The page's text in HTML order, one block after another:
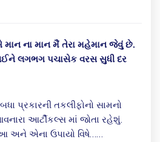
ના માન મૈં તેરા મહેમાન જેવું છે.
લગભગ પચાસેક વરસ સુધી દર
પ્રકારની તકલીફોનો સામનો
આર્ટીકલ્સ માં જોતા રહેશું.
અને એના ઉપાયો વિષે……